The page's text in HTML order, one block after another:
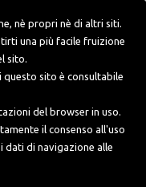
nè propri nè di altri siti.
una più facile fruizione
sito.
sito è consultabile
del browser in uso.
il consenso all'uso
dati di navigazione alle
ed Accessori